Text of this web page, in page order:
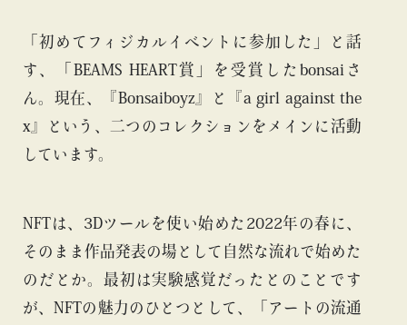
「初めてフィジカルイベントに参加した」と話
す、「BEAMS HEART賞」を受賞したbonsaiさ
ん。現在、『Bonsaiboyz』と『a girl against the
x』という、二つのコレクションをメインに活動
しています。
NFTは、3Dツールを使い始めた2022年の春に、
そのまま作品発表の場として自然な流れで始めた
のだとか。最初は実験感覚だったとのことです
が、NFTの魅力のひとつとして、「アートの流通